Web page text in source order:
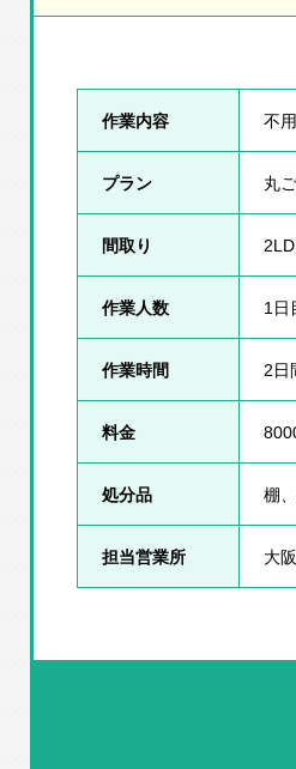
作業内容 不
プラン 丸
間取り
作業人数 1日
作業時間 2日
料金
処分品 棚
担当営業所 大